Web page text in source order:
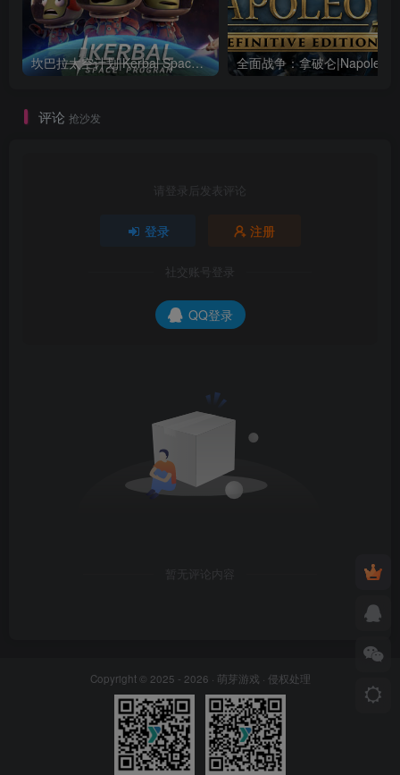
坎巴拉太空计划|Kerbal Space Program|1.12.5.3190|整合全DLC
评论 抢沙发
请登录后发表评论
登录 注册
社交账号登录
QQ登录
暂无评论内容
Copyright © 2025 - 2026 · 萌芽游戏 · 侵权处理